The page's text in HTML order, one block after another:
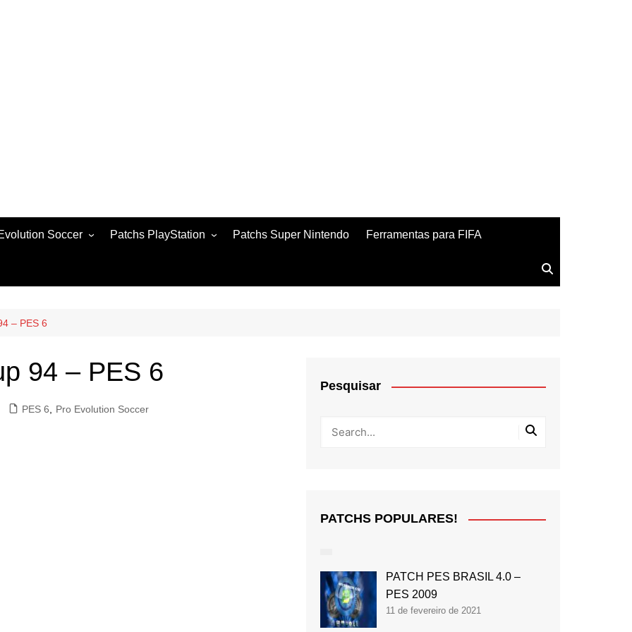
Soccer
2020
2012
Patchs PlayStation
Patchs PS2
Patchs Super Nintendo Ferramentas para FIFA
– PES 6
94 – PES 6
PES 6, Pro Evolution Soccer
Pesquisar
PATCHS POPULARES!
PATCH PES BRASIL 4.0 –
PES 2009
11 de fevereiro de 2021